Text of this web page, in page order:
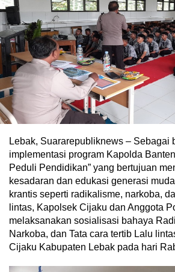
Lebak, Suararepubliknews – Sebagai
implementasi program Kapolda
Peduli Pendidikan” yang bertujuan
kesadaran dan edukasi generasi
krantis seperti radikalisme, narkoba,
lintas, Kapolsek Cijaku dan Anggota
melaksanakan sosialisasi bahaya
Narkoba, dan Tata cara tertib Lalu
Cijaku Kabupaten Lebak pada hari